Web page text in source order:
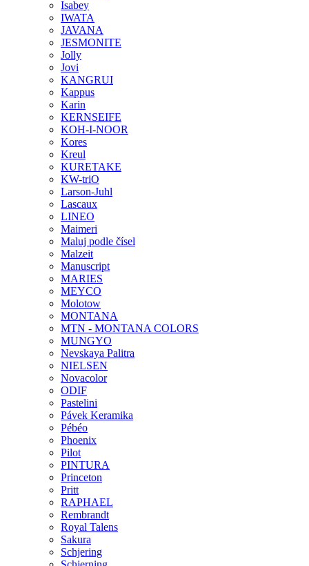
Isabey
IWATA
JAVANA
JESMONITE
Jolly
Jovi
KANGRUI
Kappus
Karin
KERNSEIFE
KOH-I-NOOR
Kores
Kreul
KURETAKE
KW-triO
Larson-Juhl
Lascaux
LINEO
Maimeri
Maluj podle čísel
Malzeit
Manuscript
MARIES
MEYCO
Molotow
MONTANA
MTN - MONTANA COLORS
MUNGYO
Nevskaya Palitra
NIELSEN
Novacolor
ODIF
Pastelini
Pávek Keramika
Pébéo
Phoenix
Pilot
PINTURA
Princeton
Pritt
RAPHAEL
Rembrandt
Royal Talens
Sakura
Schjering